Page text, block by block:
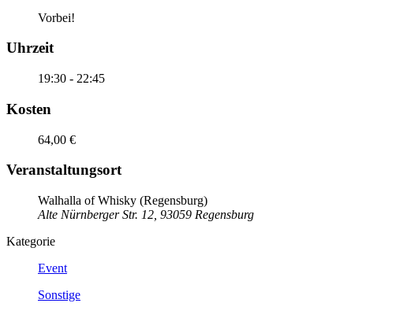
Vorbei!
Uhrzeit
19:30 - 22:45
Kosten
64,00 €
Veranstaltungsort
Walhalla of Whisky (Regensburg)
Alte Nürnberger Str. 12, 93059 Regensburg
Kategorie
Event
Sonstige